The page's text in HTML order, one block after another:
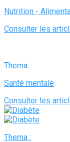
Nutrition -
Consulter les
Thema :
Santé mentale
Consulter les
Thema :